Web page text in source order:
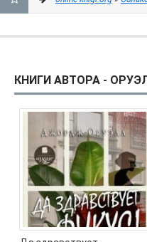
ЗАКЛАДКИ
КНИГИ АВТОРА -